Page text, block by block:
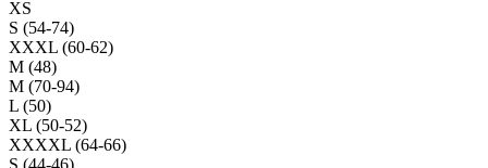
XS
S (54-74)
XXXL (60-62)
M (48)
M (70-94)
L (50)
XL (50-52)
XXXXL (64-66)
S (44-46)